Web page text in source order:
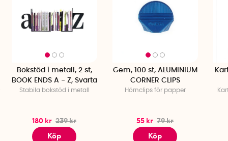
Bokstöd i metall, 2 st,
BOOK ENDS A - Z, Svarta
Stabila bokstöd i metall
180 kr 239 kr
Köp
Gem, 100 st, ALUMINIUM
CORNER CLIPS
Hörnclips för papper
55 kr 79 kr
Köp